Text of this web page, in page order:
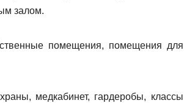
залом.
помещения, помещения для
медкабинет, гардеробы, классы